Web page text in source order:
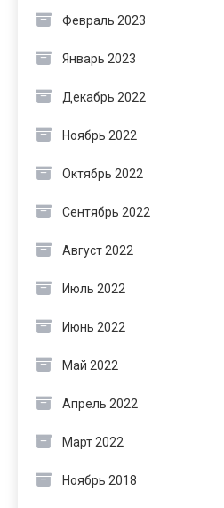
Февраль 2023
Январь 2023
Декабрь 2022
Ноябрь 2022
Октябрь 2022
Сентябрь 2022
Август 2022
Июль 2022
Июнь 2022
Май 2022
Апрель 2022
Март 2022
Ноябрь 2018